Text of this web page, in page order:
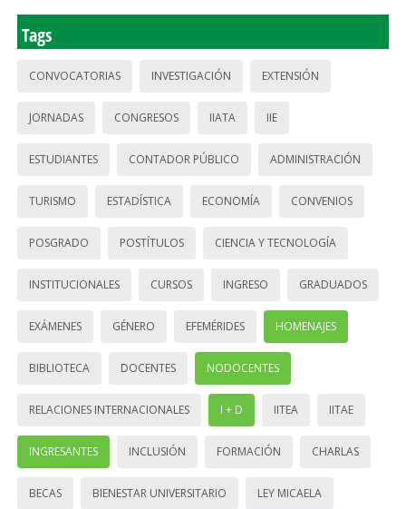
Tags
CONVOCATORIAS INVESTIGACIÓN EXTENSIÓN
JORNADAS CONGRESOS IIATA IIE
ESTUDIANTES CONTADOR PÚBLICO ADMINISTRACIÓN
TURISMO ESTADÍSTICA ECONOMÍA CONVENIOS
POSGRADO POSTÍTULOS CIENCIA Y TECNOLOGÍA
INSTITUCIONALES CURSOS INGRESO GRADUADOS
EXÁMENES GÉNERO EFEMÉRIDES HOMENAJES
BIBLIOTECA DOCENTES NODOCENTES
RELACIONES INTERNACIONALES I + D IITEA IITAE
INGRESANTES INCLUSIÓN FORMACIÓN CHARLAS
BECAS BIENESTAR UNIVERSITARIO LEY MICAELA